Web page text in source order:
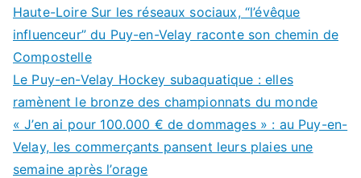
Haute-Loire Sur les réseaux sociaux, “l’évêque
influenceur” du Puy-en-Velay raconte son chemin de
Compostelle
Le Puy-en-Velay Hockey subaquatique : elles
ramènent le bronze des championnats du monde
« J’en ai pour 100.000 € de dommages » : au Puy-en-
Velay, les commerçants pansent leurs plaies une
semaine après l’orage